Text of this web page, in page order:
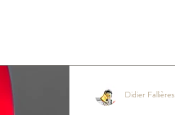
Didier Fallières